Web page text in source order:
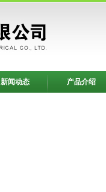
新闻动态 产品介绍